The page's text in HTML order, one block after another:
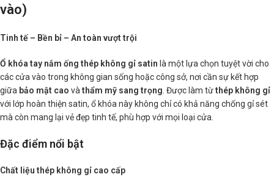
vào)
Tinh tế – Bền bỉ – An toàn vượt trội
Ổ khóa tay nắm ống thép không gỉ satin là một lựa chọn tuyệt vời cho
các cửa vào trong không gian sống hoặc công sở, nơi cần sự kết hợp
giữa bảo mật cao vàthẩm mỹ sang trọng . Được làm từthép không gỉ
với lớp hoàn thiện satin, ổ khóa này không chỉ có khả năng chống gỉ sét
mà còn mang lại vẻ đẹp tinh tế, phù hợp với mọi loại cửa.
Đặc điểm nổi bật
Chất liệu thép không gỉ cao cấp